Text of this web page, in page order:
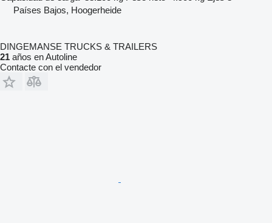
Países Bajos, Hoogerheide
DINGEMANSE TRUCKS & TRAILERS
21 años en Autoline
Contacte con el vendedor